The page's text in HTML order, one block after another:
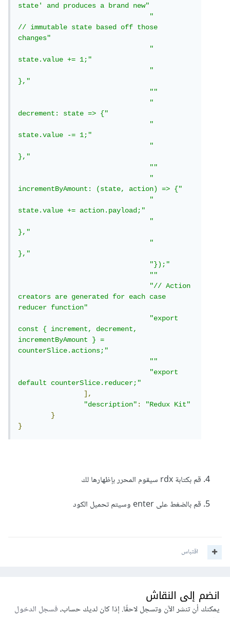
state' and produces a brand new"
"
// immutable state based off those
changes"
"
state.value += 1;"
"
},"
""
"
decrement: state => {"
"
state.value -= 1;"
"
},"
""
"
incrementByAmount: (state, action) => {"
"
state.value += action.payload;"
"
},"
"
},"
"});"
""
"// Action
creators are generated for each case
reducer function"
"export
const { increment, decrement,
incrementByAmount } =
counterSlice.actions;"
""
"export
default counterSlice.reducer;"
],
"description":
"Redux Kit"
}
}
قم بكتابة rdx سيقوم المحرر بإظهارها لك
قم بالضغط على enter وسيتم تحميل الكود
اقتباس
انضم إلى النقاش
يمكنك أن تنشر الآن وتسجل لاحقًا. إذا كان لديك حساب،فسجل الدخول